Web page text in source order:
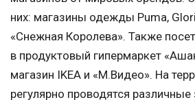
них: магазины одежды Puma,
«Снежная Королева». Также
в продуктовый гипермаркет
магазин IKEA и «М.Видео». На
регулярно проводятся